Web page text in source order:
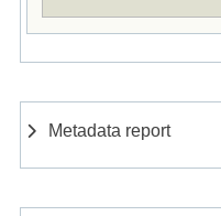
Metadata report